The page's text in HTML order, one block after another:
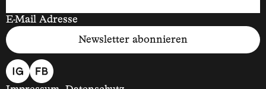
E-Mail Adresse
Newsletter abonnieren